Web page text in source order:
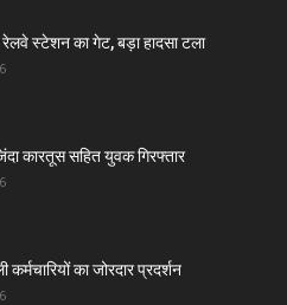
रेलवे स्टेशन का गेट, बड़ा हादसा टला
कारतूस सहित युवक गिरफ्तार
कर्मचारियों का जोरदार प्रदर्शन